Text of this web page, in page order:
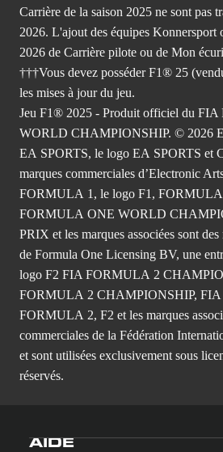
Carrière de la saison 2025 ne sont pas
2026. L'ajout des équipes Konnersport
2026 de Carrière pilote ou de Mon
†††Vous devez posséder F1® 25
les mises à jour du jeu.
Jeu F1® 2025 - Produit officiel du
WORLD CHAMPIONSHIP. © 2026
EA SPORTS, le logo EA SPORTS et
marques commerciales d’Electronic
FORMULA 1, le logo F1,
FORMULA ONE WORLD
PRIX et les marques associées sont
de Formula One Licensing BV, une
logo F2 FIA FORMULA 2
FORMULA 2 CHAMPIONSHIP,
FORMULA 2, F2 et les marques
commerciales de la Fédération
et sont utilisées exclusivement sous
réservés.
AIDE